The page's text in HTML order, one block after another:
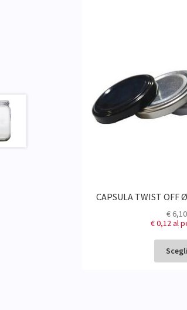
CAPSULA TWIST OFF
€ 6,10
€ 0,12al
Scegli